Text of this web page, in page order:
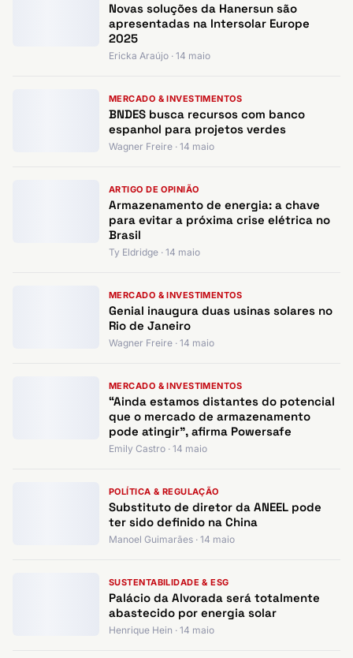
Novas soluções da Hanersun são
apresentadas na Intersolar Europe
2025
Ericka Araújo · 14 maio
MERCADO & INVESTIMENTOS
BNDES busca recursos com banco
espanhol para projetos verdes
Wagner Freire · 14 maio
ARTIGO DE OPINIÃO
Armazenamento de energia: a chave
para evitar a próxima crise elétrica no
Brasil
Ty Eldridge · 14 maio
MERCADO & INVESTIMENTOS
Genial inaugura duas usinas solares no
Rio de Janeiro
Wagner Freire · 14 maio
MERCADO & INVESTIMENTOS
“Ainda estamos distantes do potencial
que o mercado de armazenamento
pode atingir”, afirma Powersafe
Emily Castro · 14 maio
POLÍTICA & REGULAÇÃO
Substituto de diretor da ANEEL pode
ter sido definido na China
Manoel Guimarães · 14 maio
SUSTENTABILIDADE & ESG
Palácio da Alvorada será totalmente
abastecido por energia solar
Henrique Hein · 14 maio